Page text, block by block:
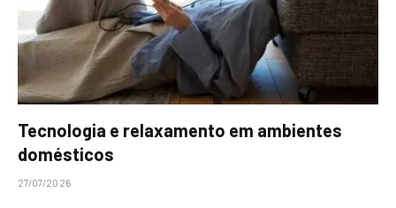
Tecnologia e relaxamento em ambientes
domésticos
27/07/2026